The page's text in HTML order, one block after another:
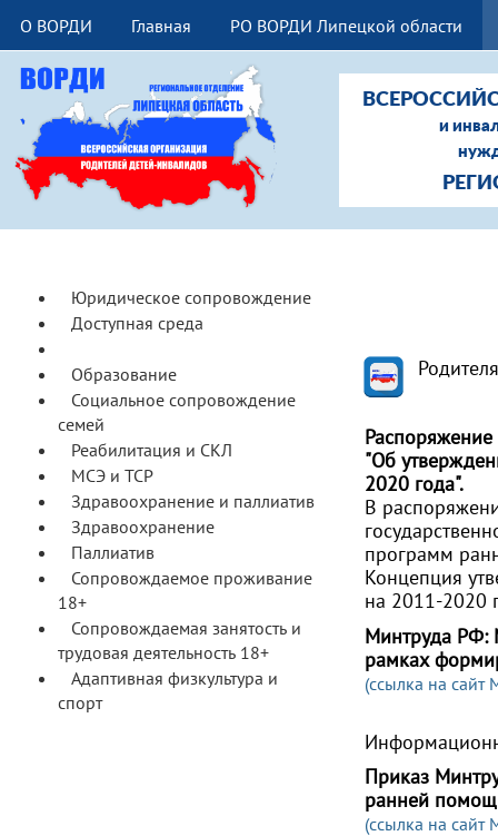
О ВОРДИ Главная РО ВОРДИ Липецкой области
и
Юридическое сопровождение
Доступная среда
Образование
Социальное сопровождение
семей
Реабилитация и СКЛ
МСЭ и ТСР
Здравоохранение и паллиатив
Здравоохранение
Паллиатив
Сопровождаемое проживание
18+
Сопровождаемая занятость и
трудовая деятельность 18+
Адаптивная физкультура и
спорт
"Об
2020 года".
В
программ
Концепция
на 2011-2020
Минтруда РФ:
рамках
(ссылка на сайт
Приказ
ранней
(ссылка на сайт